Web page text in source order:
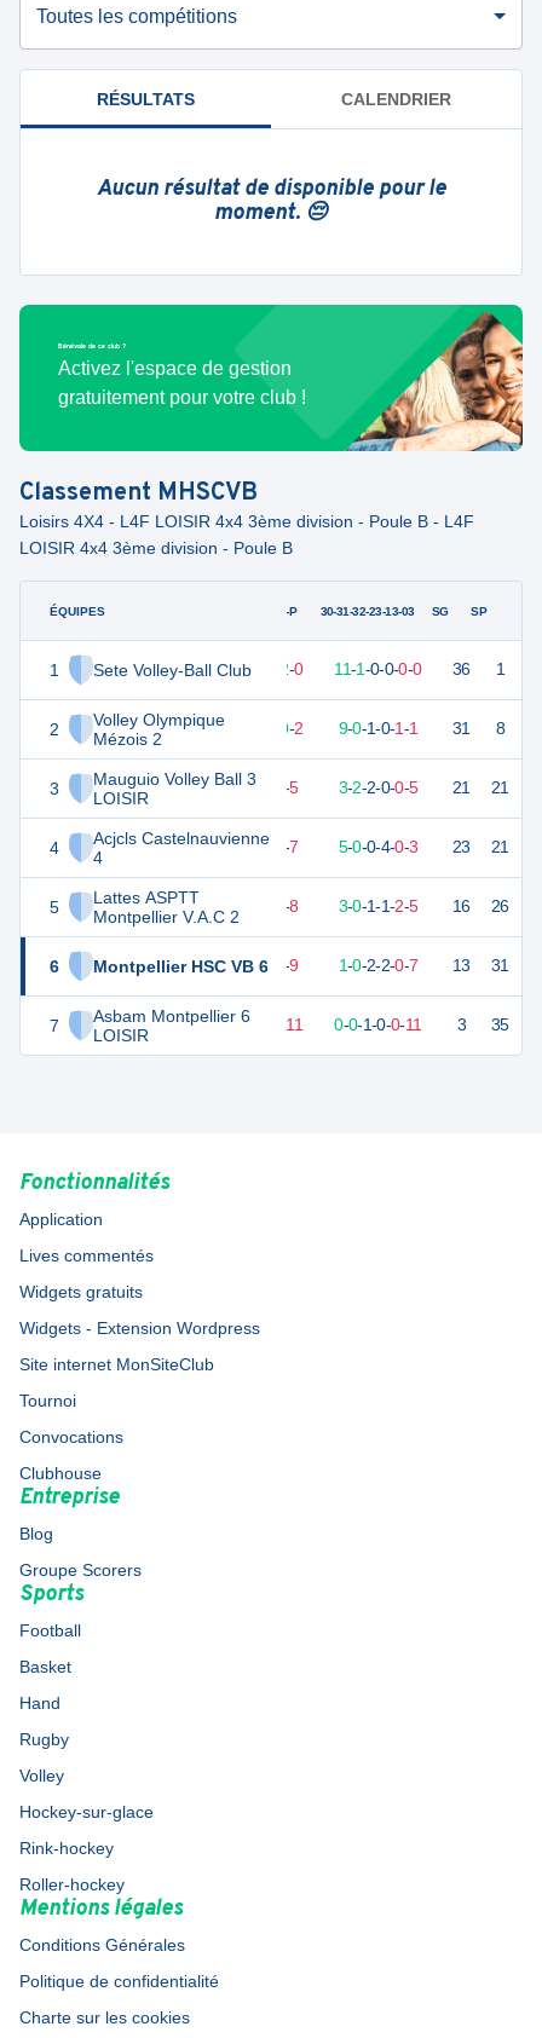
Toutes les compétitions
RÉSULTATS CALENDRIER
Aucun résultat de disponible pour le
moment. 😔
Bénévole de ce club ?
Activez l'espace de gestion
gratuitement pour votre club !
Classement MHSCVB
Loisirs 4X4 - L4F LOISIR 4x4 3ème division - Poule B - L4F
LOISIR 4x4 3ème division - Poule B
ÉQUIPES
1 Sete Volley-Ball Club
2
Volley Olympique
Mézois 2
3
Mauguio Volley Ball 3
LOISIR
4
Acjcls Castelnauvienne
4
5
Lattes ASPTT
Montpellier V.A.C 2
6 Montpellier HSC VB 6
7
Asbam Montpellier 6
LOISIR
G-P 30-31-32-23-13-03 SG SP
36 12 12-0 11-1-0-0-0-0 36 1
29 10-2 9-0-1-0-1-1 31 8
19 12 -5 3-2-2-0-0-5 21 21
19 12 -7 5-0-0-4-0-3 23 21
12 12 -8 3-0-1-1-2-5 16 26
9 12 -9 1-0-2-2-0-7 13 31
2 12 11 0-0-1-0-0-11 3 35
Fonctionnalités
Application
Lives commentés
Widgets gratuits
Widgets - Extension Wordpress
Site internet MonSiteClub
Tournoi
Convocations
Clubhouse
Entreprise
Blog
Groupe Scorers
Sports
Football
Basket
Hand
Rugby
Volley
Hockey-sur-glace
Rink-hockey
Roller-hockey
Mentions légales
Conditions Générales
Politique de confidentialité
Charte sur les cookies